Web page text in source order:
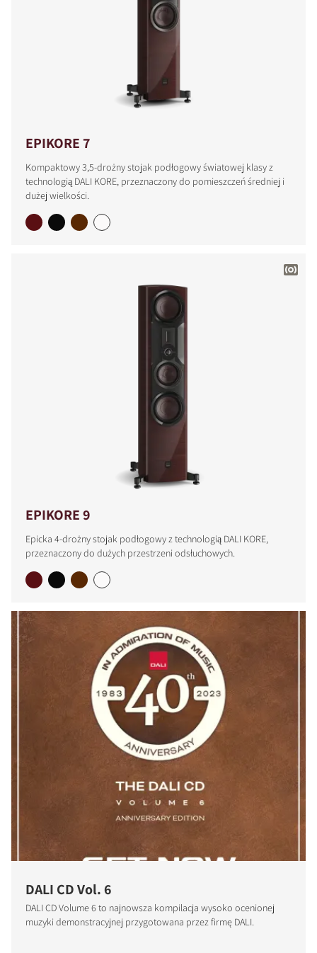
EPIKORE 7
Kompaktowy 3,5-drożny stojak podłogowy światowej klasy z
technologią DALI KORE, przeznaczony do pomieszczeń średniej i
dużej wielkości.
EPIKORE 9
Epicka 4-drożny stojak podłogowy z technologią DALI KORE,
przeznaczony do dużych przestrzeni odsłuchowych.
DALI CD Vol. 6
DALI CD Volume 6 to najnowsza kompilacja wysoko ocenionej
muzyki demonstracyjnej przygotowana przez firmę DALI.